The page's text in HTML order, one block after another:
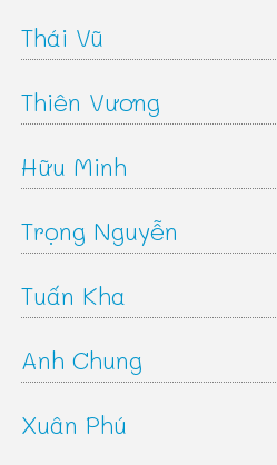
Thái Vũ
Thiên Vương
Hữu Minh
Trọng Nguyễn
Tuấn Kha
Anh Chung
Xuân Phú